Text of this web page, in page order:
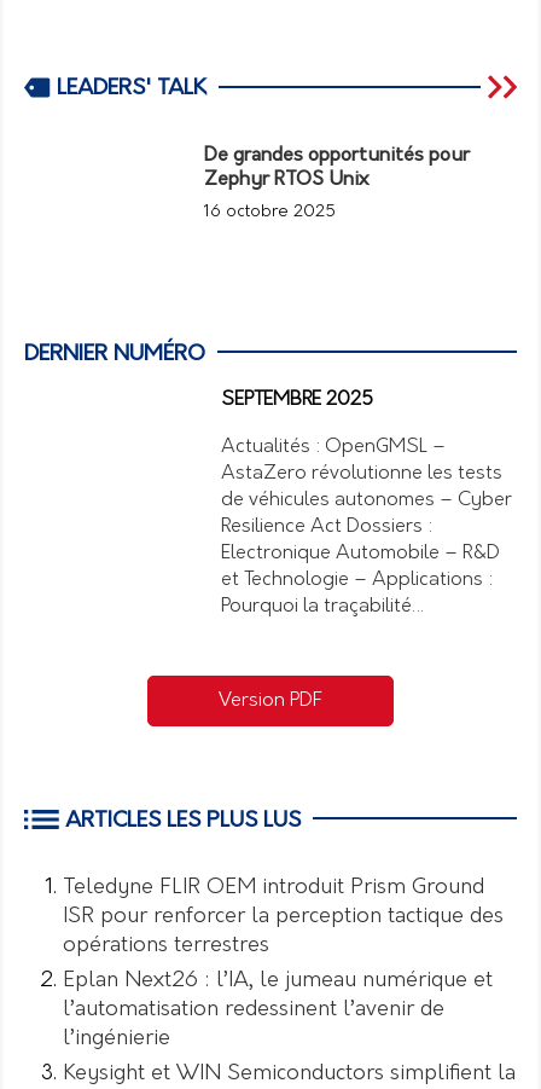
LEADERS' TALK
De grandes opportunités pour
Zephyr RTOS Unix
16 octobre 2025
DERNIER NUMÉRO
SEPTEMBRE 2025
Actualités : OpenGMSL –
AstaZero révolutionne les tests
de véhicules autonomes – Cyber
Resilience Act Dossiers :
Electronique Automobile – R&D
et Technologie – Applications :
Pourquoi la traçabilité…
Version PDF
ARTICLES LES PLUS LUS
Teledyne FLIR OEM introduit Prism Ground
ISR pour renforcer la perception tactique des
opérations terrestres
Eplan Next26 : l’IA, le jumeau numérique et
l’automatisation redessinent l’avenir de
l’ingénierie
Keysight et WIN Semiconductors simplifient la